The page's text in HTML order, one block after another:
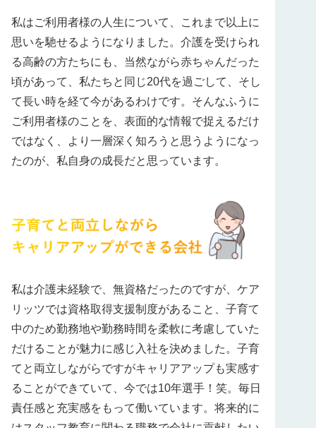
私はご利用者様の人生について、これまで以上に
思いを馳せるようになりました。介護を受けられ
る高齢の方たちにも、当然ながら赤ちゃんだった
頃があって、私たちと同じ20代を過ごして、そし
て長い時を経て今があるわけです。そんなふうに
ご利用者様のことを、表面的な情報で捉えるだけ
ではなく、より一層深く知ろうと思うようになっ
たのが、私自身の成長だと思っています。
私は介護未経験で、無資格だったのですが、ケア
リッツでは資格取得支援制度があること、子育て
中のため勤務地や勤務時間を柔軟に考慮していた
だけることが魅力に感じ入社を決めました。子育
てと両立しながらですがキャリアアップも実感す
ることができていて、今では10年選手！笑。毎日
責任感と充実感をもって働いています。将来的に